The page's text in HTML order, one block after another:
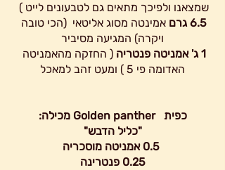
שמצאנו ולפיכך מתאים גם לטבעונים לייט )
6.5 גרם
אמינטה מסוג אליטאי  (הכי טובה
ויקרה) המגיעה מסיביר
1 ג' אמניטה פנטריה
( החזקה מהאמניטה
האדומה פי 5 ) ומעט זהב למאכל
כפית   Golden panther מכילה:
"כליל הדבש"
0.25 פנטרינה